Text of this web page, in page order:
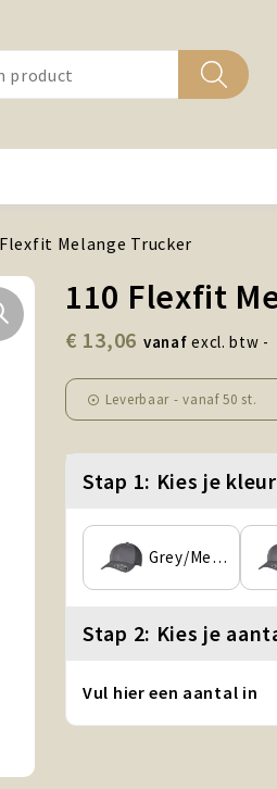
Melange Trucker
110 Flexfit
€ 13,06 vanaf excl. btw -
Leverbaar -vanaf50 st.
Stap 1: Kies je kleur
Grey/Melange
Stap 2: Kies je
Vul hier een aantal in